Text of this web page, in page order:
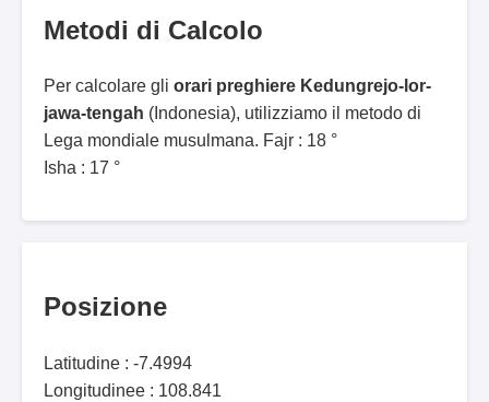
Metodi di Calcolo
Per calcolare gli orari preghiere Kedungrejo-lor-
jawa-tengah (Indonesia), utilizziamo il metodo di
Lega mondiale musulmana. Fajr : 18 °
Isha : 17 °
Posizione
Latitudine : -7.4994
Longitudinee : 108.841